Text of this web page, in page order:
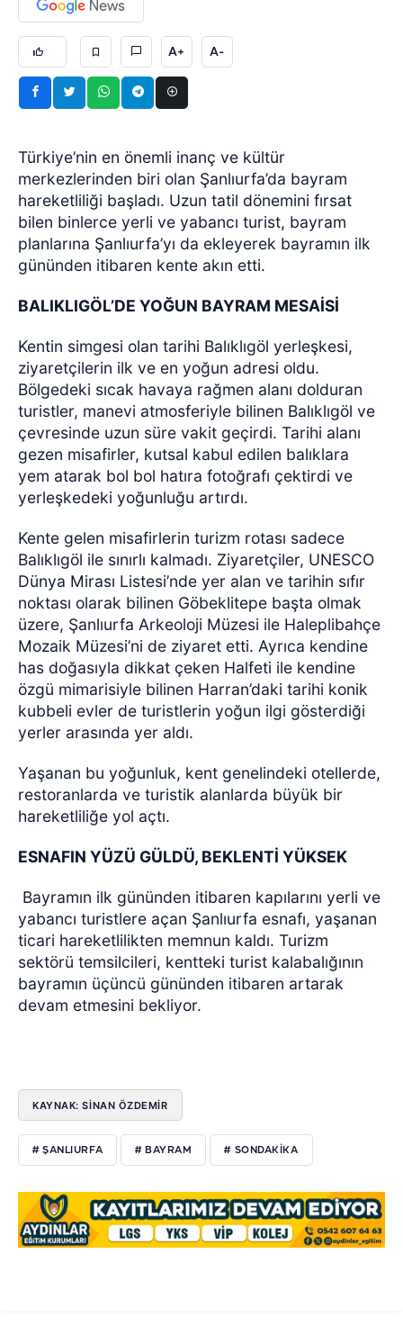
A+ A-
Türkiye’nin en önemli inanç ve kültür
merkezlerinden biri olan Şanlıurfa’da bayram
hareketliliği başladı. Uzun tatil dönemini fırsat
bilen binlerce yerli ve yabancı turist, bayram
planlarına Şanlıurfa’yı da ekleyerek bayramın ilk
gününden itibaren kente akın etti.
BALIKLIGÖL’DE YOĞUN BAYRAM MESAİSİ
Kentin simgesi olan tarihi Balıklıgöl yerleşkesi,
ziyaretçilerin ilk ve en yoğun adresi oldu.
Bölgedeki sıcak havaya rağmen alanı dolduran
turistler, manevi atmosferiyle bilinen Balıklıgöl ve
çevresinde uzun süre vakit geçirdi. Tarihi alanı
gezen misafirler, kutsal kabul edilen balıklara
yem atarak bol bol hatıra fotoğrafı çektirdi ve
yerleşkedeki yoğunluğu artırdı.
Kente gelen misafirlerin turizm rotası sadece
Balıklıgöl ile sınırlı kalmadı. Ziyaretçiler, UNESCO
Dünya Mirası Listesi’nde yer alan ve tarihin sıfır
noktası olarak bilinen Göbeklitepe başta olmak
üzere, Şanlıurfa Arkeoloji Müzesi ile Haleplibahçe
Mozaik Müzesi’ni de ziyaret etti. Ayrıca kendine
has doğasıyla dikkat çeken Halfeti ile kendine
özgü mimarisiyle bilinen Harran’daki tarihi konik
kubbeli evler de turistlerin yoğun ilgi gösterdiği
yerler arasında yer aldı.
Yaşanan bu yoğunluk, kent genelindeki otellerde,
restoranlarda ve turistik alanlarda büyük bir
hareketliliğe yol açtı.
ESNAFIN YÜZÜ GÜLDÜ, BEKLENTİ YÜKSEK
Bayramın ilk gününden itibaren kapılarını yerli ve
yabancı turistlere açan Şanlıurfa esnafı, yaşanan
ticari hareketlilikten memnun kaldı. Turizm
sektörü temsilcileri, kentteki turist kalabalığının
bayramın üçüncü gününden itibaren artarak
devam etmesini bekliyor.
KAYNAK: SİNAN ÖZDEMİR
# ŞANLIURFA # BAYRAM # SONDAKIKA